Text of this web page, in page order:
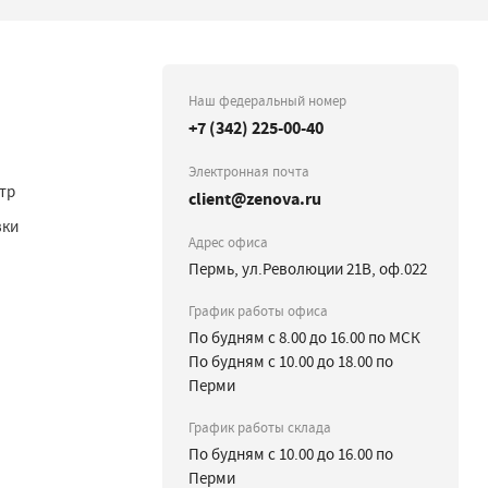
Наш федеральный номер
+7 (342) 225-00-40
Электронная почта
client@zenova.ru
Адрес офиса
Пермь, ул.Революции 21В, оф.022
График работы офиса
По будням с 8.00 до 16.00 по МСК
По будням с 10.00 до 18.00 по
Перми
График работы склада
По будням с 10.00 до 16.00 по
Перми